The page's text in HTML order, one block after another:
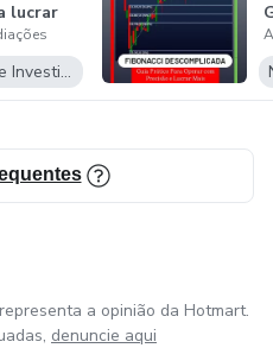
lucrar
n...
Finanças e Investimentos
a opinião da Hotmart.
denuncie aqui